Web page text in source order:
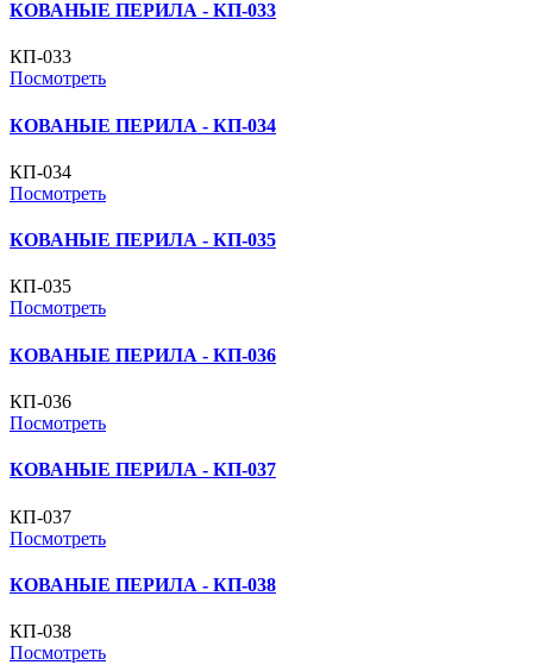
КОВАНЫЕ ПЕРИЛА - КП-033
КП-033
Посмотреть
КОВАНЫЕ ПЕРИЛА - КП-034
КП-034
Посмотреть
КОВАНЫЕ ПЕРИЛА - КП-035
КП-035
Посмотреть
КОВАНЫЕ ПЕРИЛА - КП-036
КП-036
Посмотреть
КОВАНЫЕ ПЕРИЛА - КП-037
КП-037
Посмотреть
КОВАНЫЕ ПЕРИЛА - КП-038
КП-038
Посмотреть